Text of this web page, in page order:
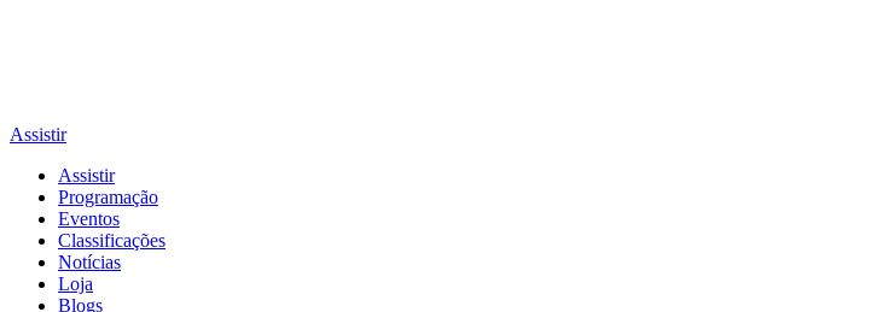
Assistir
Assistir
Programação
Eventos
Classificações
Notícias
Loja
Blogs